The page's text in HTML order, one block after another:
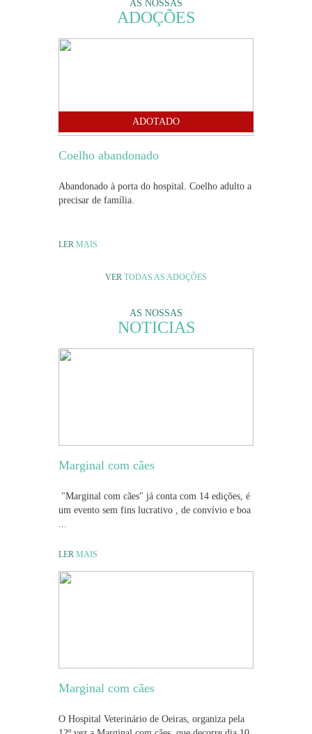
AS NOSSAS
ADOÇÕES
AS NOSSAS
NOTICIAS
ADOTADO
Coelho abandonado
Abandonado à porta do hospital. Coelho adulto a
precisar de família.
LER MAIS
Marginal com cães
"Marginal com cães" já conta com 14 edições, é
um evento sem fins lucrativo , de convívio e boa
LER MAIS
Marginal com cães
O Hospital Veterinário de Oeiras, organiza pela
VER TODAS AS ADOÇÕES